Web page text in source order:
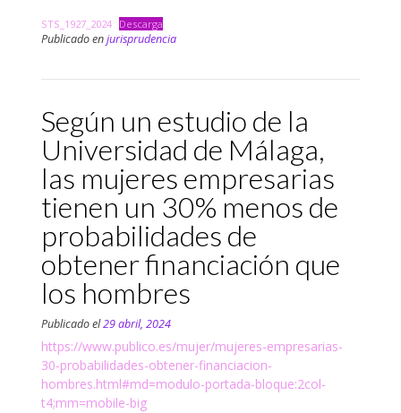
STS_1927_2024 Descarga
Publicado enjurisprudencia
Según un estudio de la
Universidad de Málaga,
las mujeres empresarias
tienen un 30% menos de
probabilidades de
obtener financiación que
los hombres
Publicado el29 abril, 2024
https://www.publico.es/mujer/mujeres-empresarias-
30-probabilidades-obtener-financiacion-
hombres.html#md=modulo-portada-bloque:2col-
t4;mm=mobile-big